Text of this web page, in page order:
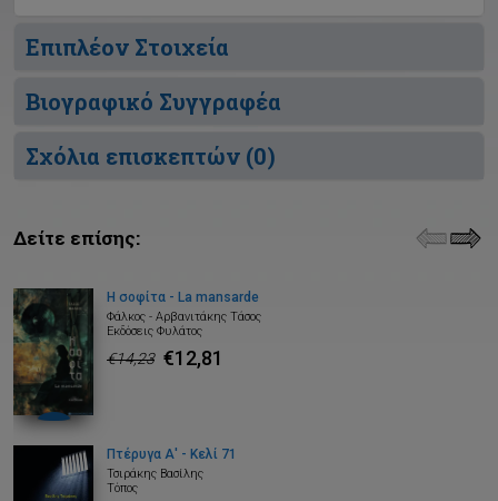
Επιπλέον Στοιχεία
Βιογραφικό Συγγραφέα
Σχόλια επισκεπτών (0)
Δείτε επίσης:
Η σοφίτα - La mansarde
Φάλκος - Αρβανιτάκης Τάσος
Εκδόσεις Φυλάτος
€14,23 €12,81
Πτέρυγα Α' - Κελί 71
Τσιράκης Βασίλης
Τόπος